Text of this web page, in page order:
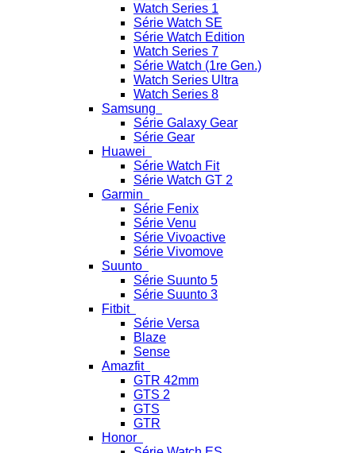
Watch Series 1
Série Watch SE
Série Watch Edition
Watch Series 7
Série Watch (1re Gen.)
Watch Series Ultra
Watch Series 8
Samsung
Série Galaxy Gear
Série Gear
Huawei
Série Watch Fit
Série Watch GT 2
Garmin
Série Fenix
Série Venu
Série Vivoactive
Série Vivomove
Suunto
Série Suunto 5
Série Suunto 3
Fitbit
Série Versa
Blaze
Sense
Amazfit
GTR 42mm
GTS 2
GTS
GTR
Honor